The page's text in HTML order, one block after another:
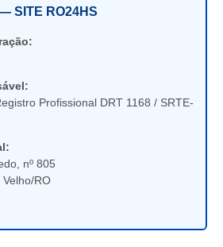
SITE RO24HS
Profissional DRT 1168 / SRTE-
nº 805
RO